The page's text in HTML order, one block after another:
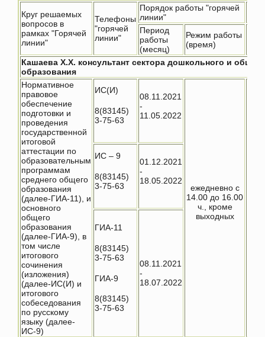
Круг решаемых
вопросов в
рамках "Горячей
линии"
Телефоны
"горячей
линии"
Порядок работы "горячей
линии"
Период
работы
(месяц)
Режим работы
(время)
Кашаева Х.Х. консультант сектора дошкольного и общего
образования
Нормативное
правовое
обеспечение
подготовки и
проведения
государственной
итоговой
аттестации по
образовательным
программам
среднего общего
образования
(далее-ГИА-11), и
основного
общего
образования
(далее-ГИА-9), в
том числе
итогового
сочинения
(изложения)
(далее-ИС(И) и
итогового
собеседования
по русскому
языку (далее-
ИС-9)
ИС(И)
8(83145)
3-75-63
08.11.2021
-
11.05.2022
ежедневно с
14.00 до 16.00
ч., кроме
выходных
ИС – 9
8(83145)
3-75-63
01.12.2021
-
18.05.2022
ГИА-11
8(83145)
3-75-63
ГИА-9
8(83145)
3-75-63
08.11.2021
-
18.07.2022